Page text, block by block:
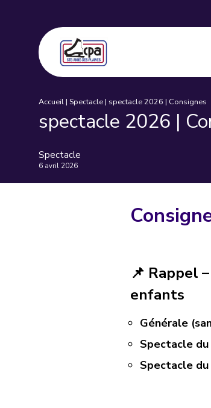
Accueil| Spectacle| spectacle 2026 | Consignes
spectacle 2026 |
Spectacle
6 avril 2026
📌 Rappel
enfants
Générale
Spectacle du
Spectacle du